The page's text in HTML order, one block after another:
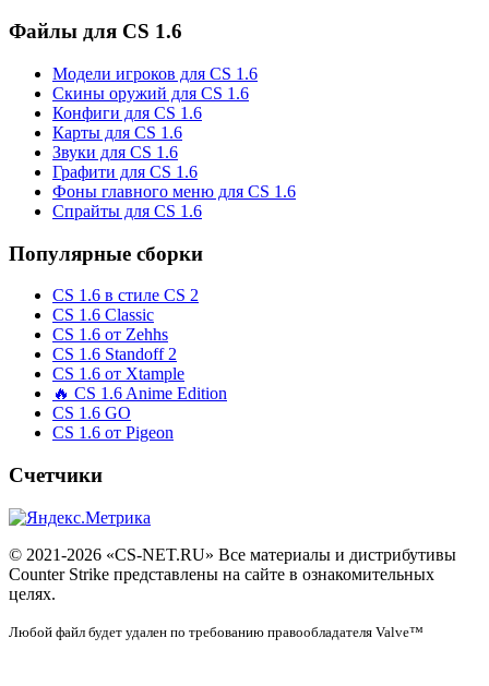
Файлы для CS 1.6
Модели игроков для CS 1.6
Скины оружий для CS 1.6
Конфиги для CS 1.6
Карты для CS 1.6
Звуки для CS 1.6
Графити для CS 1.6
Фоны главного меню для CS 1.6
Спрайты для CS 1.6
Популярные сборки
CS 1.6 в стиле CS 2
CS 1.6 Classic
CS 1.6 от Zehhs
CS 1.6 Standoff 2
CS 1.6 от Xtample
🔥 CS 1.6 Anime Edition
CS 1.6 GO
CS 1.6 от Pigeon
Счетчики
© 2021-2026 «CS-NET.RU» Все материалы и дистрибутивы
Counter Strike представлены на сайте в ознакомительных
целях.
Любой файл будет удален по требованию правообладателя Valve™